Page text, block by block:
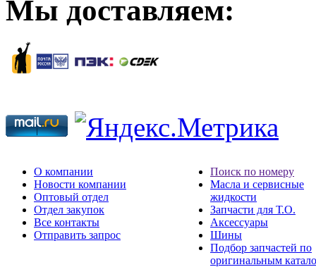
Мы доставляем:
О компании
Новости компании
Оптовый отдел
Отдел закупок
Все контакты
Отправить запрос
Поиск по номеру
Масла и сервисные
жидкости
Запчасти для Т.О.
Аксессуары
Шины
Подбор запчастей по
оригинальным